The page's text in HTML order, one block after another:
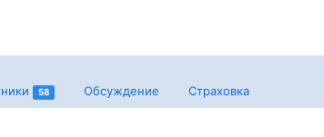
58 Обсуждение Страховка